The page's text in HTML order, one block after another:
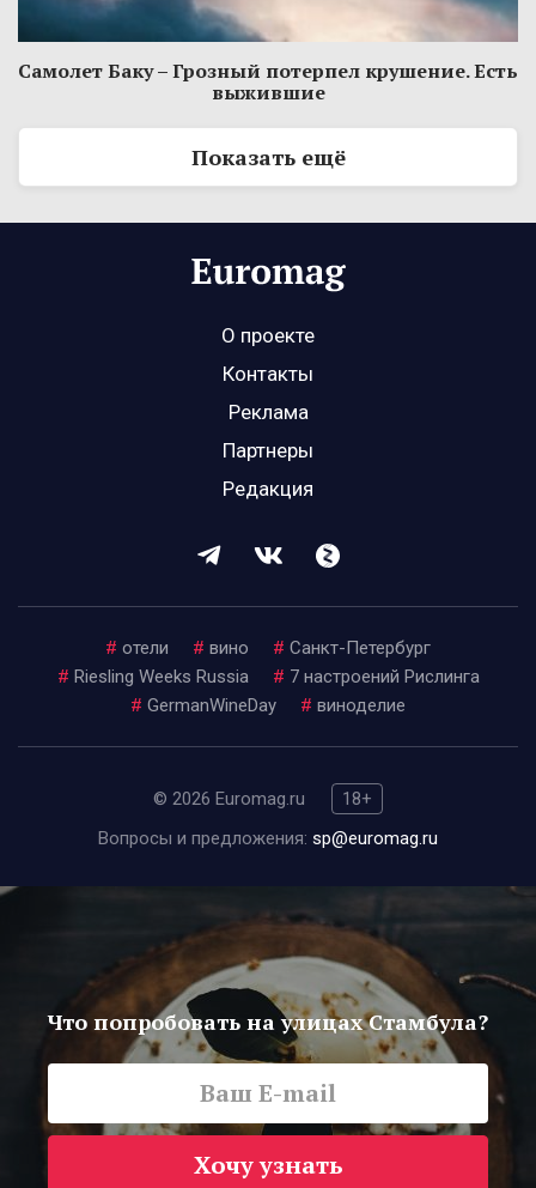
Самолет Баку – Грозный потерпел крушение. Есть
выжившие
Показать ещё
О проекте
Контакты
Реклама
Партнеры
Редакция
# отели # вино # Санкт-Петербург
# Riesling Weeks Russia # 7 настроений Рислинга
# GermanWineDay # виноделие
© 2026 Euromag.ru
18+
Вопросы и предложения: sp@euromag.ru
Что попробовать на улицах Стамбула?
Хочу узнать